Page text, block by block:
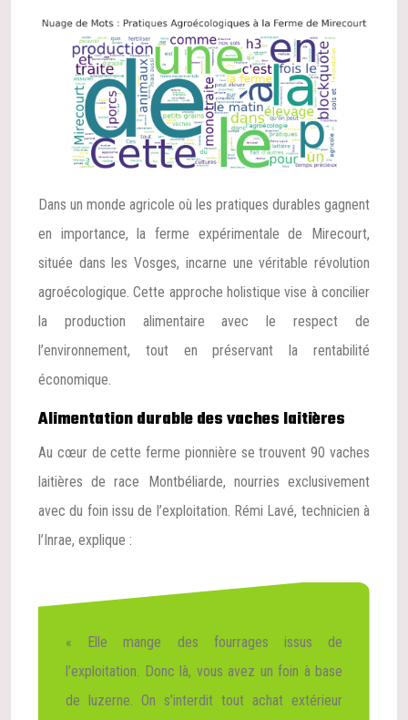
Dans un monde agricole où les pratiques durables gagnent
en importance, la ferme expérimentale de Mirecourt,
située dans les Vosges, incarne une véritable révolution
agroécologique. Cette approche holistique vise à concilier
la production alimentaire avec le respect de
l’environnement, tout en préservant la rentabilité
économique.
Alimentation durable des vaches laitières
Au cœur de cette ferme pionnière se trouvent 90 vaches
laitières de race Montbéliarde, nourries exclusivement
avec du foin issu de l’exploitation. Rémi Lavé, technicien à
l’Inrae, explique :
« Elle mange des fourrages issus de
l’exploitation. Donc là, vous avez un foin à base
de luzerne. On s’interdit tout achat extérieur